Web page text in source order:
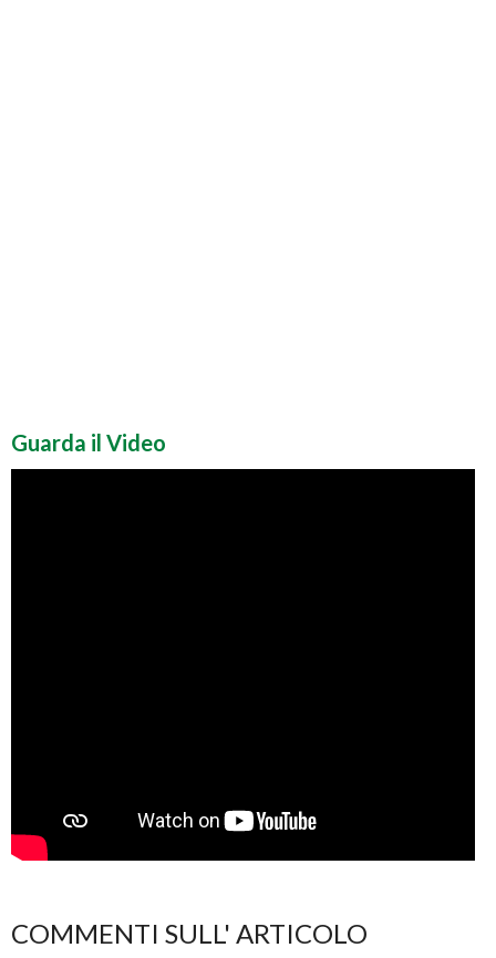
Guarda il Video
COMMENTI SULL' ARTICOLO